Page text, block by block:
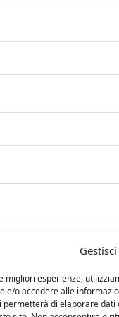
migliori esperienze,
e/o accedere alle
permetterà di elaborare